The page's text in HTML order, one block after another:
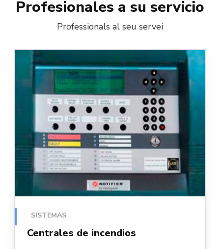
Profesionales a su servicio
Professionals al seu servei
SISTEMAS
Centrales de incendios